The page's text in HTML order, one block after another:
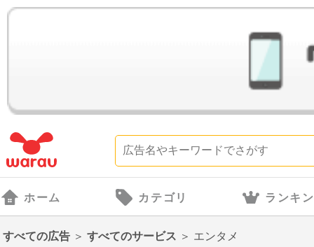
ホーム カテゴリ ランキ
すべての広告 ＞ すべてのサービス ＞ エンタメ